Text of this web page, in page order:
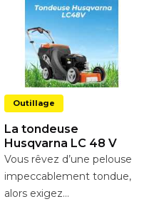
Outillage
La tondeuse
Husqvarna LC 48 V
Vous rêvez d’une pelouse
impeccablement tondue,
alors exigez